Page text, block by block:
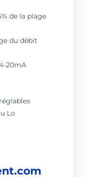
de la plage
du débit
20mA
Lo